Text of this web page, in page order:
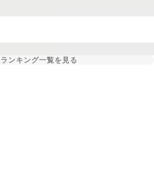
ランキング一覧を見る